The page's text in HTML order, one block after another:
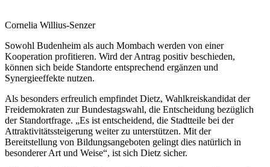
Cornelia Willius-Senzer
Sowohl Budenheim als auch Mombach werden von einer
Kooperation profitieren. Wird der Antrag positiv beschieden,
können sich beide Standorte entsprechend ergänzen und
Synergieeffekte nutzen.
Als besonders erfreulich empfindet Dietz, Wahlkreiskandidat der
Freidemokraten zur Bundestagswahl, die Entscheidung bezüglich
der Standortfrage. „Es ist entscheidend, die Stadtteile bei der
Attraktivitätssteigerung weiter zu unterstützen. Mit der
Bereitstellung von Bildungsangeboten gelingt dies natürlich in
besonderer Art und Weise“, ist sich Dietz sicher.